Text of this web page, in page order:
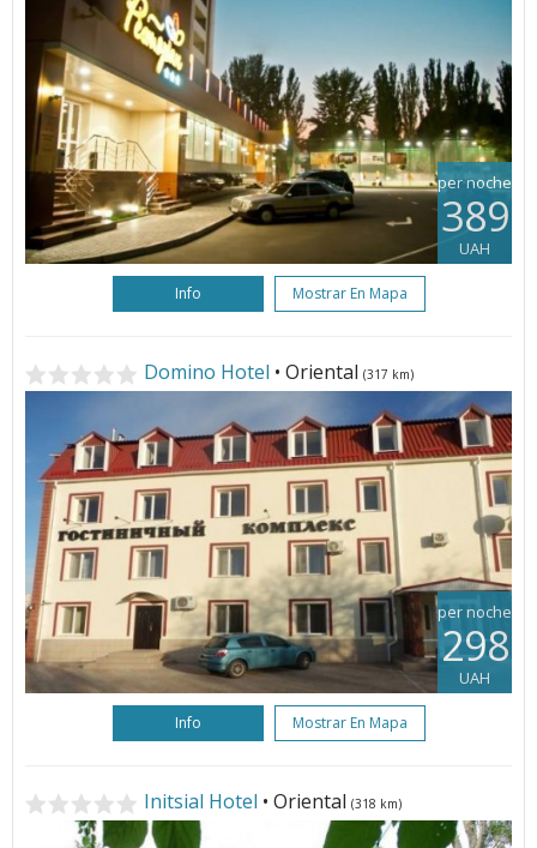
per noche
389
UAH
Info Mostrar En Mapa
Domino Hotel • Oriental (317 km)
per noche
298
UAH
Info Mostrar En Mapa
Initsial Hotel • Oriental (318 km)